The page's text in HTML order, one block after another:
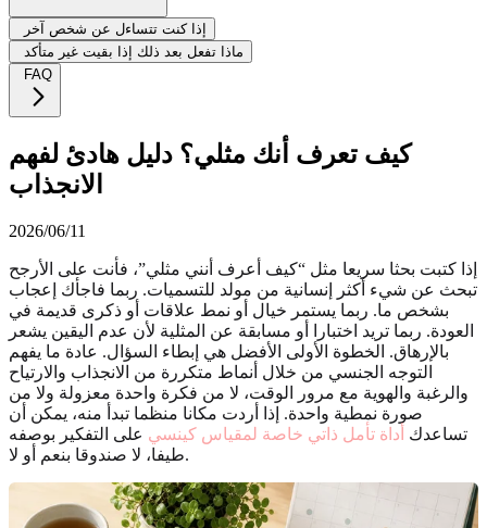
إذا كنت تتساءل عن شخص آخر
ماذا تفعل بعد ذلك إذا بقيت غير متأكد
FAQ
كيف تعرف أنك مثلي؟ دليل هادئ لفهم
الانجذاب
2026/06/11
إذا كتبت بحثا سريعا مثل “كيف أعرف أنني مثلي”، فأنت على الأرجح
تبحث عن شيء أكثر إنسانية من مولد للتسميات. ربما فاجأك إعجاب
بشخص ما. ربما يستمر خيال أو نمط علاقات أو ذكرى قديمة في
العودة. ربما تريد اختبارا أو مسابقة عن المثلية لأن عدم اليقين يشعر
بالإرهاق. الخطوة الأولى الأفضل هي إبطاء السؤال. عادة ما يفهم
التوجه الجنسي من خلال أنماط متكررة من الانجذاب والارتياح
والرغبة والهوية مع مرور الوقت، لا من فكرة واحدة معزولة ولا من
صورة نمطية واحدة. إذا أردت مكانا منظما تبدأ منه، يمكن أن
تساعدك أداة تأمل ذاتي خاصة لمقياس كينسي على التفكير بوصفه
طيفا، لا صندوقا بنعم أو لا.